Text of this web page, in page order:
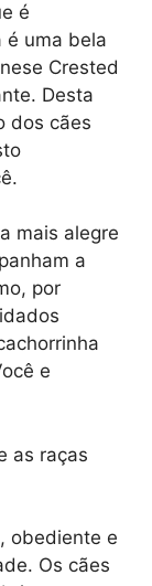
é
é uma bela
Crested
Desta
dos cães
mais alegre
a
por
e
as raças
obediente e
Os cães